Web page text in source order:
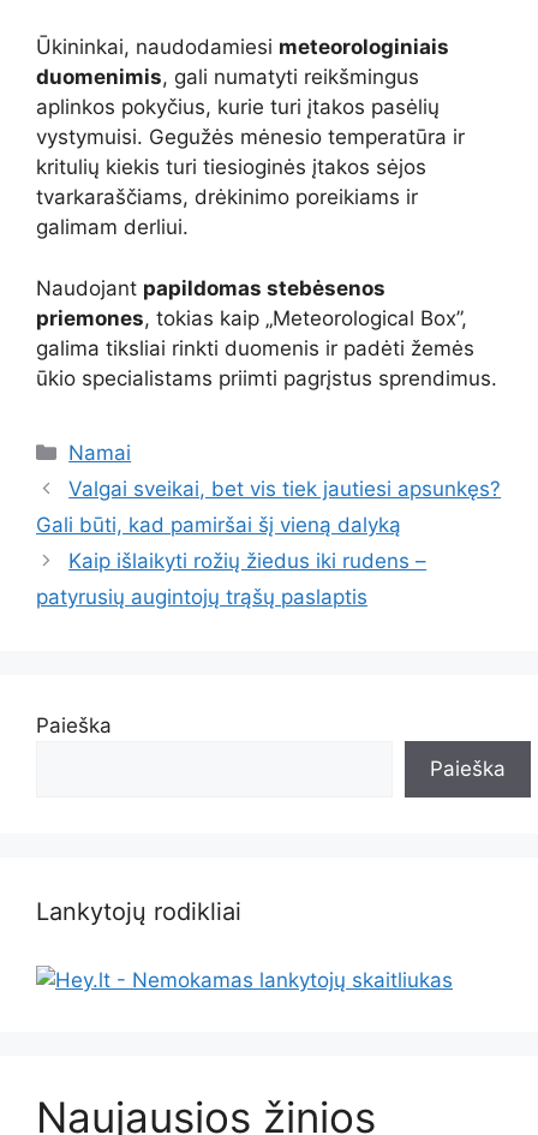
Ūkininkai, naudodamiesi meteorologiniais
duomenimis, gali numatyti reikšmingus
aplinkos pokyčius, kurie turi įtakos pasėlių
vystymuisi. Gegužės mėnesio temperatūra ir
kritulių kiekis turi tiesioginės įtakos sėjos
tvarkaraščiams, drėkinimo poreikiams ir
galimam derliui.
Naudojant papildomas stebėsenos
priemones, tokias kaip „Meteorological Box”,
galima tiksliai rinkti duomenis ir padėti žemės
ūkio specialistams priimti pagrįstus sprendimus.
Kategorijos
Namai
Valgai sveikai, bet vis tiek jautiesi apsunkęs?
Gali būti, kad pamiršai šį vieną dalyką
Kaip išlaikyti rožių žiedus iki rudens –
patyrusių augintojų trąšų paslaptis
Paieška
Paieška
Lankytojų rodikliai
Naujausios žinios